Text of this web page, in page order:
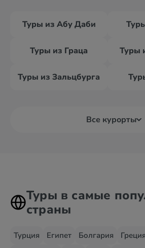
Туры из Абу Даби
Туры из Граца Туры
Туры из Зальцбурга
Все курорты
Туры в самые
страны
Турция Египет Болгария Греция